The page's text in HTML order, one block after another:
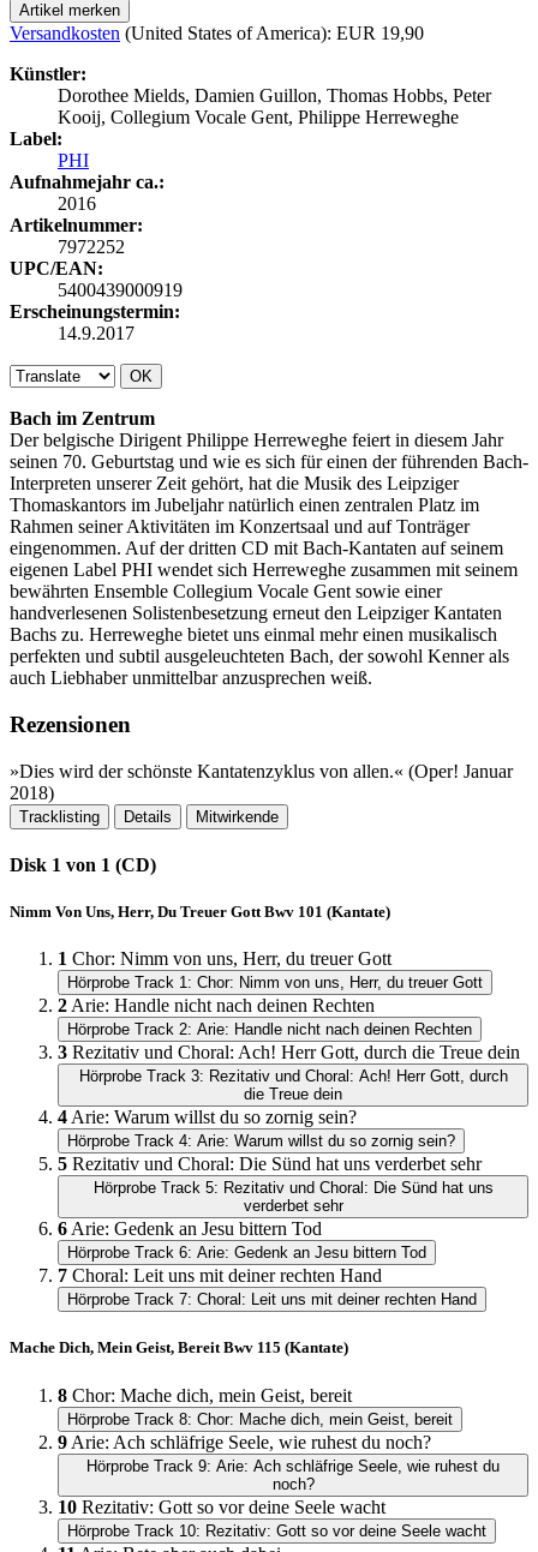
Artikel merken
Versandkosten (United States of America): EUR 19,90
Künstler:
Dorothee Mields, Damien Guillon, Thomas Hobbs, Peter
Kooij, Collegium Vocale Gent, Philippe Herreweghe
Label:
PHI
Aufnahmejahr ca.:
2016
Artikelnummer:
7972252
UPC/EAN:
5400439000919
Erscheinungstermin:
14.9.2017
OK
Bach im Zentrum
Der belgische Dirigent Philippe Herreweghe feiert in diesem Jahr
seinen 70. Geburtstag und wie es sich für einen der führenden Bach-
Interpreten unserer Zeit gehört, hat die Musik des Leipziger
Thomaskantors im Jubeljahr natürlich einen zentralen Platz im
Rahmen seiner Aktivitäten im Konzertsaal und auf Tonträger
eingenommen. Auf der dritten CD mit Bach-Kantaten auf seinem
eigenen Label PHI wendet sich Herreweghe zusammen mit seinem
bewährten Ensemble Collegium Vocale Gent sowie einer
handverlesenen Solistenbesetzung erneut den Leipziger Kantaten
Bachs zu. Herreweghe bietet uns einmal mehr einen musikalisch
perfekten und subtil ausgeleuchteten Bach, der sowohl Kenner als
auch Liebhaber unmittelbar anzusprechen weiß.
Rezensionen
»Dies wird der schönste Kantatenzyklus von allen.​« (Oper! Januar
2018)
Tracklisting Details Mitwirkende
Disk 1 von 1 (CD)
Nimm Von Uns, Herr, Du Treuer Gott Bwv 101 (Kantate)
1 Chor: Nimm von uns, Herr, du treuer Gott
Hörprobe Track 1: Chor: Nimm von uns, Herr, du treuer Gott
2 Arie: Handle nicht nach deinen Rechten
Hörprobe Track 2: Arie: Handle nicht nach deinen Rechten
3 Rezitativ und Choral: Ach! Herr Gott, durch die Treue dein
Hörprobe Track 3: Rezitativ und Choral: Ach! Herr Gott, durch
die Treue dein
4 Arie: Warum willst du so zornig sein?
Hörprobe Track 4: Arie: Warum willst du so zornig sein?
5 Rezitativ und Choral: Die Sünd hat uns verderbet sehr
Hörprobe Track 5: Rezitativ und Choral: Die Sünd hat uns
verderbet sehr
6 Arie: Gedenk an Jesu bittern Tod
Hörprobe Track 6: Arie: Gedenk an Jesu bittern Tod
7 Choral: Leit uns mit deiner rechten Hand
Hörprobe Track 7: Choral: Leit uns mit deiner rechten Hand
Mache Dich, Mein Geist, Bereit Bwv 115 (Kantate)
8 Chor: Mache dich, mein Geist, bereit
Hörprobe Track 8: Chor: Mache dich, mein Geist, bereit
9 Arie: Ach schläfrige Seele, wie ruhest du noch?
Hörprobe Track 9: Arie: Ach schläfrige Seele, wie ruhest du
noch?
10 Rezitativ: Gott so vor deine Seele wacht
Hörprobe Track 10: Rezitativ: Gott so vor deine Seele wacht